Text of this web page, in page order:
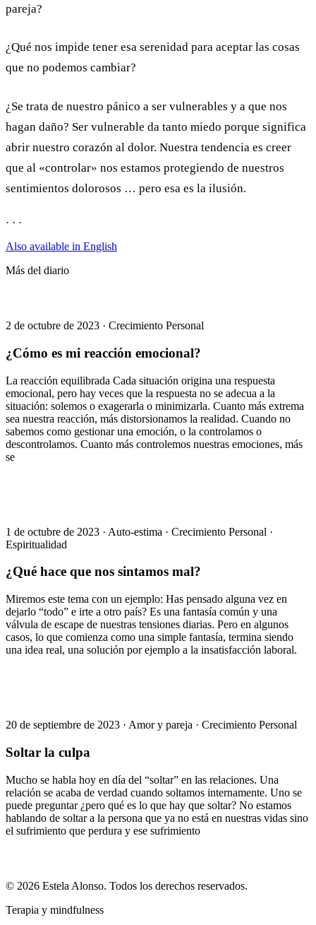
pareja?
¿Qué nos impide tener esa serenidad para aceptar las cosas
que no podemos cambiar?
¿Se trata de nuestro pánico a ser vulnerables y a que nos
hagan daño? Ser vulnerable da tanto miedo porque significa
abrir nuestro corazón al dolor. Nuestra tendencia es creer
que al «controlar» nos estamos protegiendo de nuestros
sentimientos dolorosos … pero esa es la ilusión.
· · ·
Also available in English
Más del diario
2 de octubre de 2023 · Crecimiento Personal
¿Cómo es mi reacción emocional?
La reacción equilibrada Cada situación origina una respuesta
emocional, pero hay veces que la respuesta no se adecua a la
situación: solemos o exagerarla o minimizarla. Cuanto más extrema
sea nuestra reacción, más distorsionamos la realidad. Cuando no
sabemos como gestionar una emoción, o la controlamos o
descontrolamos. Cuanto más controlemos nuestras emociones, más
se
1 de octubre de 2023 · Auto-estima · Crecimiento Personal ·
Espiritualidad
¿Qué hace que nos sintamos mal?
Miremos este tema con un ejemplo: Has pensado alguna vez en
dejarlo “todo” e irte a otro país? Es una fantasía común y una
válvula de escape de nuestras tensiones diarias. Pero en algunos
casos, lo que comienza como una simple fantasía, termina siendo
una idea real, una solución por ejemplo a la insatisfacción laboral.
20 de septiembre de 2023 · Amor y pareja · Crecimiento Personal
Soltar la culpa
Mucho se habla hoy en día del “soltar” en las relaciones. Una
relación se acaba de verdad cuando soltamos internamente. Uno se
puede preguntar ¿pero qué es lo que hay que soltar? No estamos
hablando de soltar a la persona que ya no está en nuestras vidas sino
el sufrimiento que perdura y ese sufrimiento
© 2026 Estela Alonso. Todos los derechos reservados.
Terapia y mindfulness